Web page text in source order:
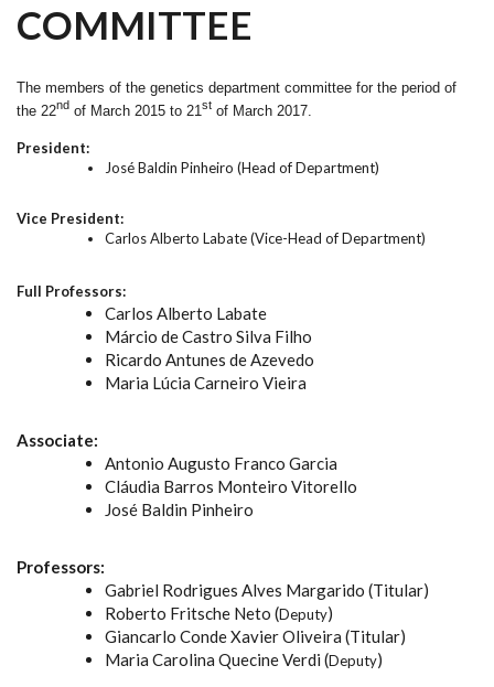
COMMITTEE
The members of the genetics department committee for the period of
the 22nd of March 2015 to 21st of March 2017.
President:
José Baldin Pinheiro (Head of Department)
Vice President:
Carlos Alberto Labate (Vice-Head of Department)
Full Professors:
Carlos Alberto Labate
Márcio de Castro Silva Filho
Ricardo Antunes de Azevedo
Maria Lúcia Carneiro Vieira
Associate:
Antonio Augusto Franco Garcia
Cláudia Barros Monteiro Vitorello
José Baldin Pinheiro
Professors:
Gabriel Rodrigues Alves Margarido (Titular)
Roberto Fritsche Neto (Deputy)
Giancarlo Conde Xavier Oliveira (Titular)
Maria Carolina Quecine Verdi (Deputy)